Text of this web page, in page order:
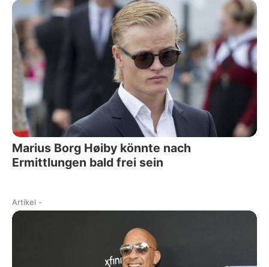
Marius Borg Høiby könnte nach
Ermittlungen bald frei sein
Artikel -